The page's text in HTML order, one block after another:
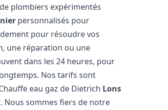
plombiers expérimentés
personnalisés pour
pour résoudre vos
une réparation ou une
dans les 24 heures, pour
Nos tarifs sont
eau gaz de Dietrich Lons
Nous sommes fiers de notre